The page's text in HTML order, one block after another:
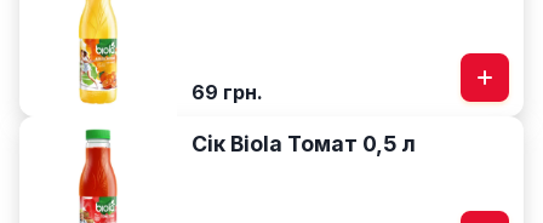
69 грн.
Сік Biola Томат 0,5 л